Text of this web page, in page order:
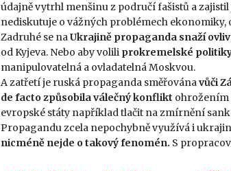
údajně vytrhl menšinu z područí fašistů a
nediskutuje o vážných problémech
Zadruhé se naUkrajině propaganda snaží
od Kyjeva. Nebo aby volili prokremelské
manipulovatelná a ovladatelná Moskvou.
A zatřetí je ruská propaganda směřovánavůči
de facto způsobila válečný konflikt ohrožením
evropské státy například tlačit na zmírnění
Propagandu zcela nepochybně využívá i
nicméně nejde o takový fenomén. S